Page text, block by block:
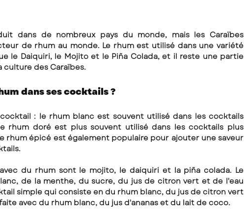
dans de nombreux pays du monde, mais les Caraïbes
de rhum au monde. Le rhum est utilisé dans une variété
le Daiquiri, le Mojito et le Piña Colada, et il reste une partie
des Caraïbes.
dans ses cocktails ?
: le rhum blanc est souvent utilisé dans les cocktails
rhum doré est plus souvent utilisé dans les cocktails plus
rhum épicé est également populaire pour ajouter une saveur
du rhum sont le mojito, le daiquiri et la piña colada. Le
de la menthe, du sucre, du jus de citron vert et de l'eau
simple qui consiste en du rhum blanc, du jus de citron vert
avec du rhum blanc, du jus d'ananas et du lait de coco.